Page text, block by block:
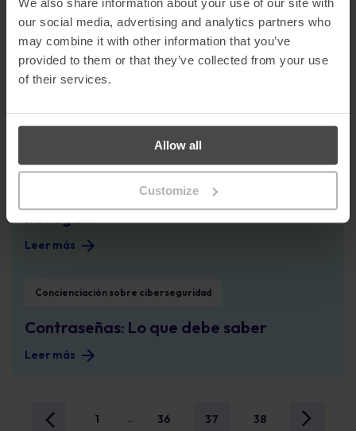
We also share information about your use of our site with
our social media, advertising and analytics partners who
may combine it with other information that you’ve
provided to them or that they’ve collected from your use
of their services.
Allow all
Customize
5 métodos de pirateo menos obvios que debería conocer
Concienciación sobre ciberseguridad
5 métodos de pirateo menos obvios que
debería conocer
Leer más
Conciencia Wi-Fi: ¿Navegar o no navegar?
Concienciación sobre ciberseguridad
Conciencia Wi-Fi: ¿Navegar o no
navegar?
Leer más
Concienciación sobre ciberseguridad
Contraseñas: Lo que debe saber
Leer más
1 ... 36 37 38